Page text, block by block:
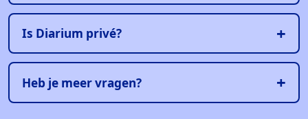
Is Diarium privé?
Heb je meer vragen?